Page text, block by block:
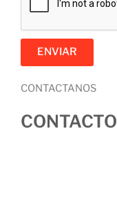
ENVIAR
CONTACTANOS
CONTACTO